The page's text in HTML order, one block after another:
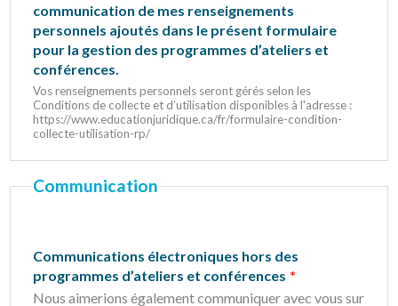
communication de mes renseignements
personnels ajoutés dans le présent formulaire
pour la gestion des programmes d’ateliers et
conférences.
Vos renseignements personnels seront gérés selon les
Conditions de collecte et d’utilisation disponibles à l'adresse :
https://www.educationjuridique.ca/fr/formulaire-condition-
collecte-utilisation-rp/
Communication
Communications électroniques hors des
programmes d’ateliers et conférences
Nous aimerions également communiquer avec vous sur